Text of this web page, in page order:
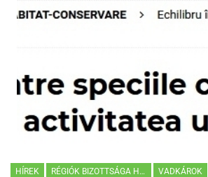
HÍREK RÉGIÓK BIZOTTSÁGA HÍREK VADKÁROK